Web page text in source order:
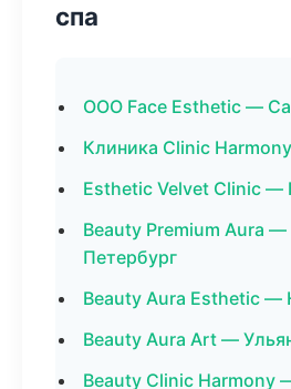
спа
ООО Face Esthetic —
Клиника Clinic
Esthetic Velvet Clinic —
Beauty Premium Aura
Петербург
Beauty Aura Esthetic —
Beauty Aura Art —
Beauty Clinic Harmony